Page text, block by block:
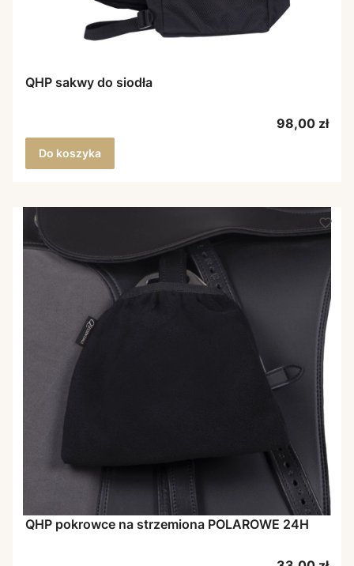
QHP sakwy do siodła
Cena
98,00 zł
Do koszyka
QHP pokrowce na strzemiona POLAROWE 24H